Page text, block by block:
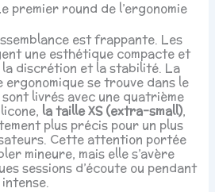
premier round de l’ergonomie
est frappante. Les
une esthétique compacte et
discrétion et la stabilité. La
se trouve dans le
livrés avec une quatrième
la taille XS (extra-small),
plus précis pour un plus
Cette attention portée
mineure, mais elle s’avère
sessions d’écoute ou pendant